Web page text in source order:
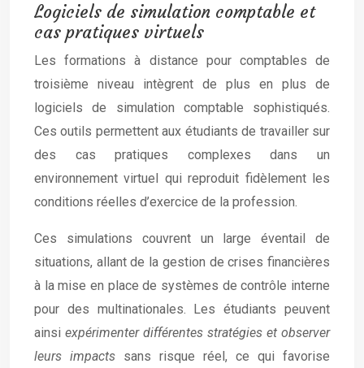
Logiciels de simulation comptable et
cas pratiques virtuels
Les formations à distance pour comptables de
troisième niveau intègrent de plus en plus de
logiciels de simulation comptable sophistiqués.
Ces outils permettent aux étudiants de travailler sur
des cas pratiques complexes dans un
environnement virtuel qui reproduit fidèlement les
conditions réelles d’exercice de la profession.
Ces simulations couvrent un large éventail de
situations, allant de la gestion de crises financières
à la mise en place de systèmes de contrôle interne
pour des multinationales. Les étudiants peuvent
ainsi expérimenter différentes stratégies et observer
leurs impacts sans risque réel, ce qui favorise